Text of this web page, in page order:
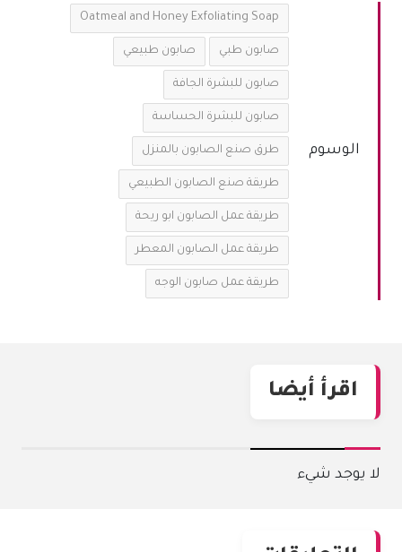
الوسوم
Oatmeal and Honey Exfoliating Soap
صابون طبي صابون طبيعي
صابون للبشرة الجافة
صابون للبشرة الحساسة
طرق صنع الصابون بالمنزل
طريقة صنع الصابون الطبيعي
طريقة عمل الصابون ابو ريحة
طريقة عمل الصابون المعطر
طريقة عمل صابون الوجه
اقرأ أيضا
لا يوجد شيء